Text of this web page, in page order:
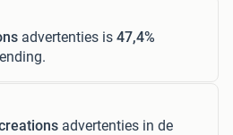
advertenties is 47,4%
advertenties in de